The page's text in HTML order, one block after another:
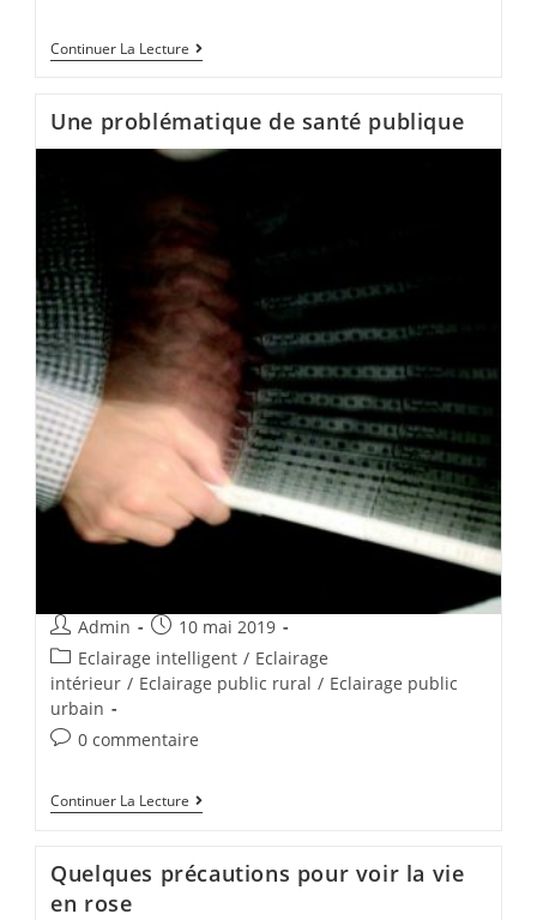
Continuer La Lecture
Une problématique de santé publique
Admin
10 mai 2019
Eclairage intelligent / Eclairage
intérieur / Eclairage public rural / Eclairage public
urbain
0 commentaire
Continuer La Lecture
Quelques précautions pour voir la vie
en rose